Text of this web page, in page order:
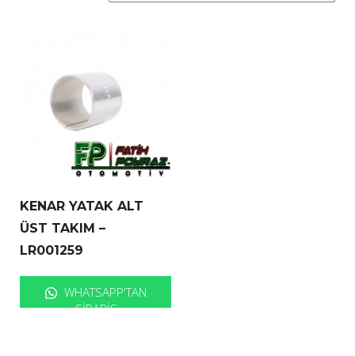
KENAR YATAK ALT
ÜST TAKIM –
LR001259
WHATSAPP'TAN
SIPARIŞ